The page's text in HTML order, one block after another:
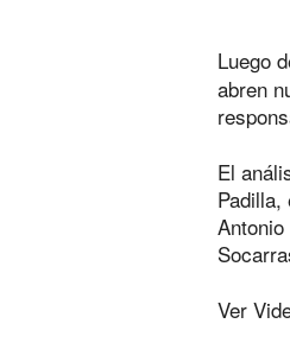
Luego
abren
El
Ver